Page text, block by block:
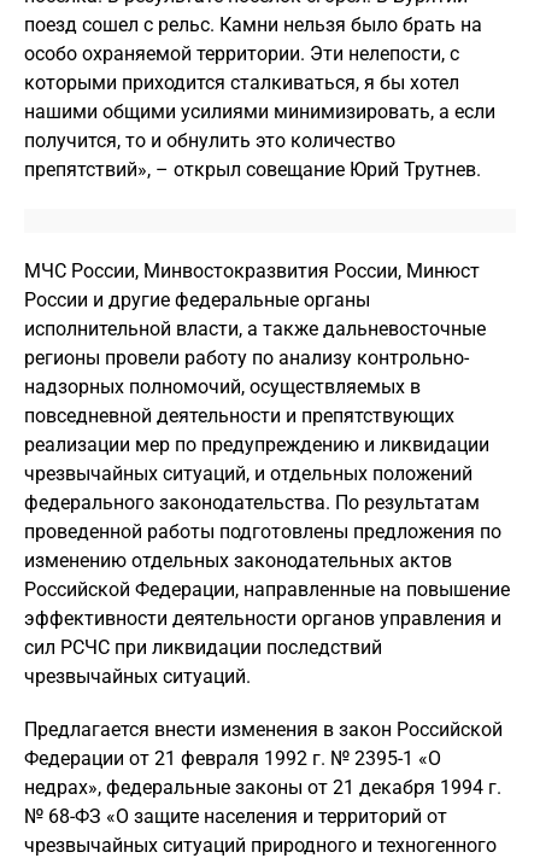
поезд сошел с рельс. Камни нельзя было брать на
особо охраняемой территории. Эти нелепости, с
которыми приходится сталкиваться, я бы хотел
нашими общими усилиями минимизировать, а если
получится, то и обнулить это количество
препятствий», – открыл совещание Юрий Трутнев.
МЧС России, Минвостокразвития России, Минюст
России и другие федеральные органы
исполнительной власти, а также дальневосточные
регионы провели работу по анализу контрольно-
надзорных полномочий, осуществляемых в
повседневной деятельности и препятствующих
реализации мер по предупреждению и ликвидации
чрезвычайных ситуаций, и отдельных положений
федерального законодательства. По результатам
проведенной работы подготовлены предложения по
изменению отдельных законодательных актов
Российской Федерации, направленные на повышение
эффективности деятельности органов управления и
сил РСЧС при ликвидации последствий
чрезвычайных ситуаций.
Предлагается внести изменения в закон Российской
Федерации от 21 февраля 1992 г. № 2395-1 «О
недрах», федеральные законы от 21 декабря 1994 г.
№ 68-ФЗ «О защите населения и территорий от
чрезвычайных ситуаций природного и техногенного